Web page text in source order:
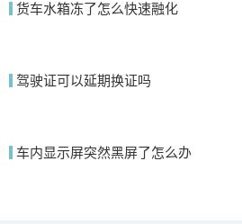
货车水箱冻了怎么快速融化
驾驶证可以延期换证吗
车内显示屏突然黑屏了怎么办